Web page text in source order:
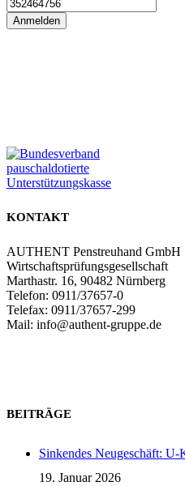
Anmelden
KONTAKT
AUTHENT Penstreuhand GmbH
Wirtschaftsprüfungsgesellschaft
Marthastr. 16, 90482 Nürnberg
Telefon: 0911/37657-0
Telefax: 0911/37657-299
Mail: info@authent-gruppe.de
BEITRÄGE
Sinkendes Neugeschäft: U-
19. Januar 2026